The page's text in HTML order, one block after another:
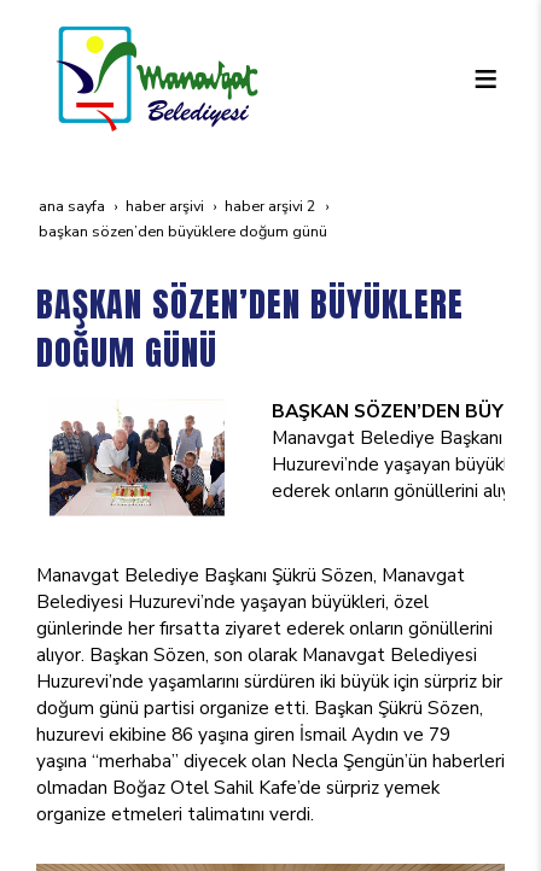
ana sayfa haber arşivi
haber arşivi 2
başkan sözen’den büyüklere doğum günü
BAŞKAN SÖZEN’DEN BÜYÜKLERE
DOĞUM GÜNÜ
BAŞKAN SÖZEN’DEN
Manavgat Belediye Başkanı
Huzurevi’nde yaşayan
ederek onların gönüllerini alıyor.
Manavgat Belediye Başkanı Şükrü Sözen, Manavgat
Belediyesi Huzurevi’nde yaşayan büyükleri, özel
günlerinde her fırsatta ziyaret ederek onların gönüllerini
alıyor. Başkan Sözen, son olarak Manavgat Belediyesi
Huzurevi’nde yaşamlarını sürdüren iki büyük için sürpriz bir
doğum günü partisi organize etti. Başkan Şükrü Sözen,
huzurevi ekibine 86 yaşına giren İsmail Aydın ve 79
yaşına “merhaba” diyecek olan Necla Şengün’ün haberleri
olmadan Boğaz Otel Sahil Kafe’de sürpriz yemek
organize etmeleri talimatını verdi.